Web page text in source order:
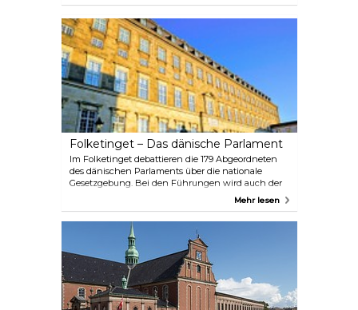
rauchfarbenem Glas. Vom hoch aufragenden
Atrium mit Blick auf den Hafen führt eine
Rolltreppe hinauf zu einem 210 Quadratmeter
großen Wandgemälde des berühmten dänischen
Künstlers Per Kirkeby. Dahinter, am Ende des
Korridors, befindet sich die „alte Bibliothek“ mit
ihrem Hogwarts-ähnlichen nördlichen Lesesaal,
der mit alten Schreibtischlampen und klassischen
Säulen erstrahlt.
Folketinget – Das dänische Parlament
Im Folketinget debattieren die 179 Abgeordneten
des dänischen Parlaments über die nationale
Gesetzgebung. Bei den Führungen wird auch der
Wanderersaal besichtigt, in dem das Original der
Dänemark ausgestellt ist. Außerhalb der
Hochsaison im Sommer finden die Führungen in
der Regel um 13:00 Uhr an ausgewählten Sonn-
und Feiertagen statt – die Termine sind auf der
Website aufgeführt, wo Sie auch Tickets für die
Führungen buchen können.
Mehr lesen